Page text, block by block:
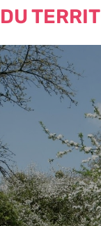
DU